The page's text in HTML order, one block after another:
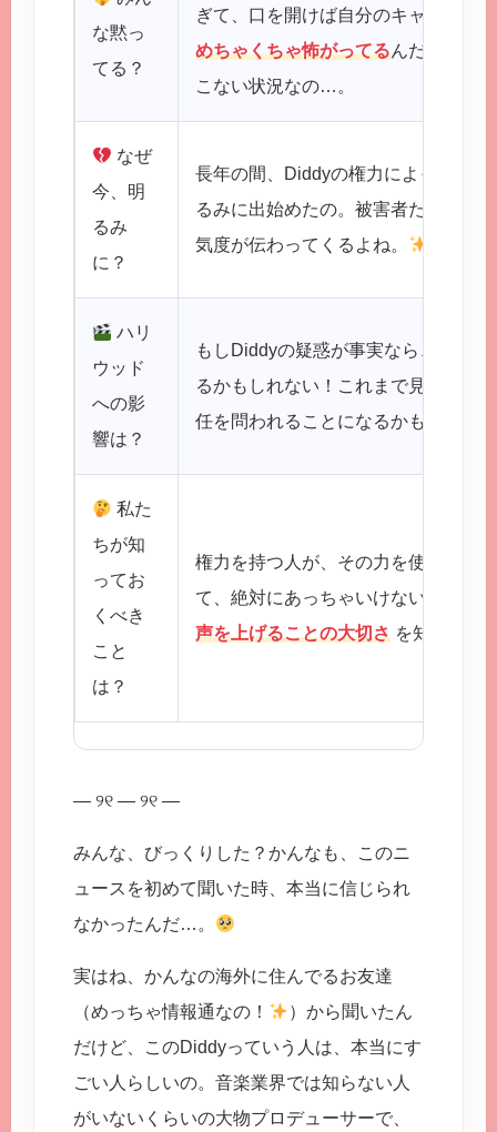
な黙っ
てる？
ぎて、口を開けば自分のキャリアが
めちゃくちゃ怖がってるんだって！
こない状況なの…。
なぜ
今、明
るみ
に？
長年の間、Diddyの権力によって隠
るみに出始めたの。被害者たちの勇
気度が伝わってくるよね。
ハリ
ウッド
への影
響は？
もしDiddyの疑惑が事実なら、ハリ
るかもしれない！これまで見て見ぬ
任を問われることになるかも…。
私た
ちが知
ってお
くべき
こと
は？
権力を持つ人が、その力を使って弱
て、絶対にあっちゃいけないこと！
声を上げることの大切さ を知ってお
— ୨୧ — ୨୧ —
みんな、びっくりした？かんなも、このニ
ュースを初めて聞いた時、本当に信じられ
なかったんだ…。
実はね、かんなの海外に住んでるお友達
（めっちゃ情報通なの！
）から聞いたん
だけど、このDiddyっていう人は、本当にす
ごい人らしいの。音楽業界では知らない人
がいないくらいの大物プロデューサーで、